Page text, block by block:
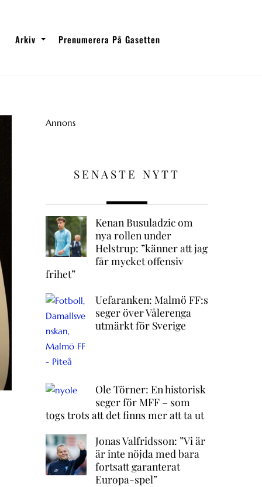
Arkiv Prenumerera På Gasetten
Annons
SENASTE NYTT
Kenan Busuladzic om
nya rollen under
Helstrup: ”känner att jag
får mycket offensiv
frihet”
Uefaranken: Malmö FF:s
seger över Vålerenga
utmärkt för Sverige
Ole Törner: En historisk
seger för MFF – som
togs trots att det finns mer att ta ut
Jonas Valfridsson: ”Vi är
är inte nöjda med bara
fortsatt garanterat
Europa-spel”